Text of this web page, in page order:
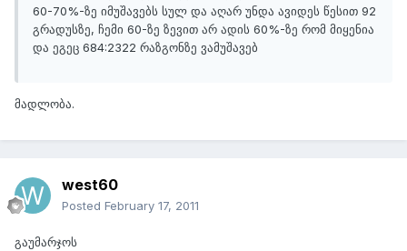
60-70%-ზე იმუშავებს სულ და აღარ უნდა ავიდეს წესით 92
გრადუსზე, ჩემი 60-ზე ზევით არ ადის 60%-ზე რომ მიყენია
და ეგეც 684:2322 რაზგონზე ვამუშავებ
მადლობა.
west60
Posted February 17, 2011
გაუმარჯოს